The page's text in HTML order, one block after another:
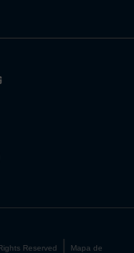
Reserved Mapa de